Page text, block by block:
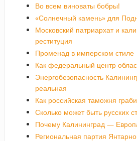
Во всем виноваты бобры!
«Солнечный камень» для
Московский патриархат и
реституция
Променад в имперском стиле
Как федеральный центр
Энергобезопасность
реальная
Как российская таможня
Сколько может быть русских
Почему Калининград —
Региональная партия